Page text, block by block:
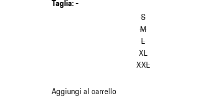
Taglia:-
S
M
L
XL
XXL
Aggiungi al carrello